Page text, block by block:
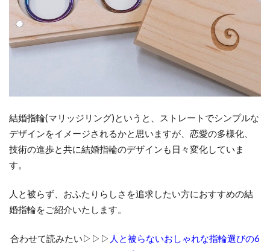
結婚指輪(マリッジリング)というと、ストレートでシンプルな
デザインをイメージされるかと思いますが、恋愛の多様化、
技術の進歩と共に結婚指輪のデザインも日々変化していま
す。
人と被らず、おふたりらしさを追求したい方におすすめの結
婚指輪をご紹介いたします。
合わせて読みたい▷▷▷ 人と被らないおしゃれな指輪選びの6